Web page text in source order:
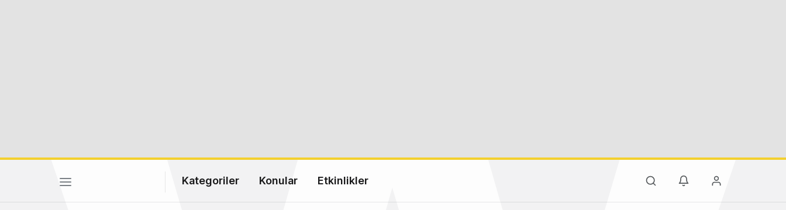
Kategoriler Konular Etkinlikler